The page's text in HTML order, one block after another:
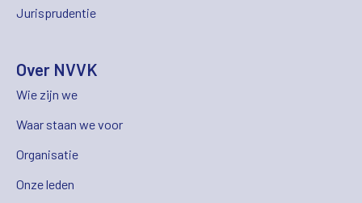
Jurisprudentie
Over NVVK
Wie zijn we
Waar staan we voor
Organisatie
Onze leden